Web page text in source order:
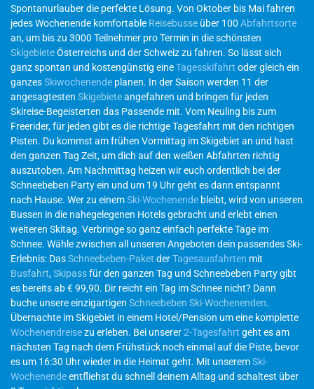
Spontanurlauber die perfekte Lösung. Von Oktober bis Mai fahren
jedes Wochenende komfortable Reisebusse über 100 Abfahrtsorte
an, um bis zu 3000 Teilnehmer pro Termin in die schönsten
SkigebieteÖsterreichs und der Schweiz zu fahren. So lässt sich
ganz spontan und kostengünstig eineTagesskifahrt oder gleich ein
ganzesSkiwochenende planen. In der Saison werden 11 der
angesagtesten Skigebieteangefahren und bringen für jeden
Skireise-Begeisterten das Passende mit. Vom Neuling bis zum
Freerider, für jeden gibt es die richtige Tagesfahrt mit den richtigen
Pisten. Du kommst am frühen Vormittag im Skigebiet an und hast
den ganzen Tag Zeit, um dich auf den weißen Abfahrten richtig
auszutoben. Am Nachmittag heizen wir euch ordentlich bei der
Schneebeben Party ein und um 19 Uhr geht es dann entspannt
nach Hause. Wer zu einemSki-Wochenende bleibt, wird von unseren
Bussen in die nahegelegenen Hotels gebracht und erlebt einen
weiteren Skitag. Verbringe so ganz einfach perfekte Tage im
Schnee. Wähle zwischen all unseren Angeboten dein passendes Ski-
Erlebnis: DasSchneebeben-Paket derTagesausfahrten mit
Busfahrt,Skipassfür den ganzen Tag und Schneebeben Party gibt
es bereits ab € 99,90. Dir reicht ein Tag im Schnee nicht? Dann
buche unsere einzigartigen Schneebeben Ski-Wochenenden.
Übernachte im Skigebiet in einem Hotel/Pension um eine komplette
Wochenendreisezu erleben. Bei unserer2-Tagesfahrt geht es am
nächsten Tag nach dem Frühstück noch einmal auf die Piste, bevor
es um 16:30 Uhr wieder in die Heimat geht. Mit unseremSki-
Wochenendeentfliehst du schnell deinem Alltag und schaltest über